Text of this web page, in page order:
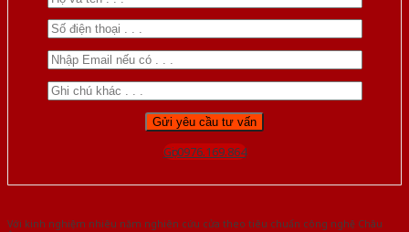
Gọi 0976.169.864
Với kinh nghiệm nhiêu năm nghiên cứu cửa theo tiêu chuẩn công nghệ Châu